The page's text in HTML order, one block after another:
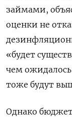
займами,
оценки не
«будет
чем
тоже будут
Однако